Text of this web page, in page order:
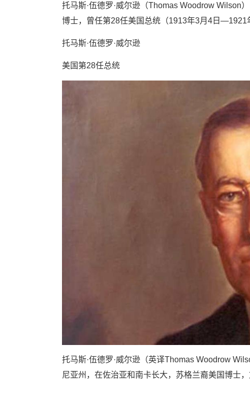
托马斯·伍德罗·威尔逊（Thomas Woodrow Wilson
博士，曾任第28任美国总统（1913年3月4日—1921
托马斯·伍德罗·威尔逊
美国第28任总统
托马斯·伍德罗·威尔逊（英译Thomas Woodrow
尼亚州，在佐治亚和南卡长大，苏格兰裔美国博士